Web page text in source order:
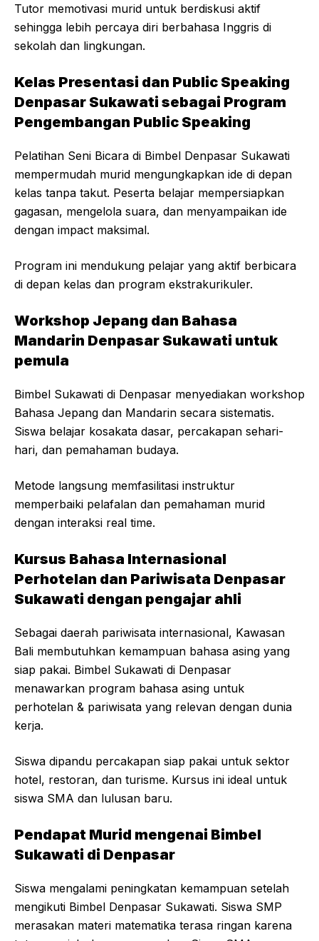
Tutor memotivasi murid untuk berdiskusi aktif
sehingga lebih percaya diri berbahasa Inggris di
sekolah dan lingkungan.
Kelas Presentasi dan Public Speaking
Denpasar Sukawati sebagai Program
Pengembangan Public Speaking
Pelatihan Seni Bicara di Bimbel Denpasar Sukawati
mempermudah murid mengungkapkan ide di depan
kelas tanpa takut. Peserta belajar mempersiapkan
gagasan, mengelola suara, dan menyampaikan ide
dengan impact maksimal.
Program ini mendukung pelajar yang aktif berbicara
di depan kelas dan program ekstrakurikuler.
Workshop Jepang dan Bahasa
Mandarin Denpasar Sukawati untuk
pemula
Bimbel Sukawati di Denpasar menyediakan workshop
Bahasa Jepang dan Mandarin secara sistematis.
Siswa belajar kosakata dasar, percakapan sehari-
hari, dan pemahaman budaya.
Metode langsung memfasilitasi instruktur
memperbaiki pelafalan dan pemahaman murid
dengan interaksi real time.
Kursus Bahasa Internasional
Perhotelan dan Pariwisata Denpasar
Sukawati dengan pengajar ahli
Sebagai daerah pariwisata internasional, Kawasan
Bali membutuhkan kemampuan bahasa asing yang
siap pakai. Bimbel Sukawati di Denpasar
menawarkan program bahasa asing untuk
perhotelan & pariwisata yang relevan dengan dunia
kerja.
Siswa dipandu percakapan siap pakai untuk sektor
hotel, restoran, dan turisme. Kursus ini ideal untuk
siswa SMA dan lulusan baru.
Pendapat Murid mengenai Bimbel
Sukawati di Denpasar
Siswa mengalami peningkatan kemampuan setelah
mengikuti Bimbel Denpasar Sukawati. Siswa SMP
merasakan materi matematika terasa ringan karena